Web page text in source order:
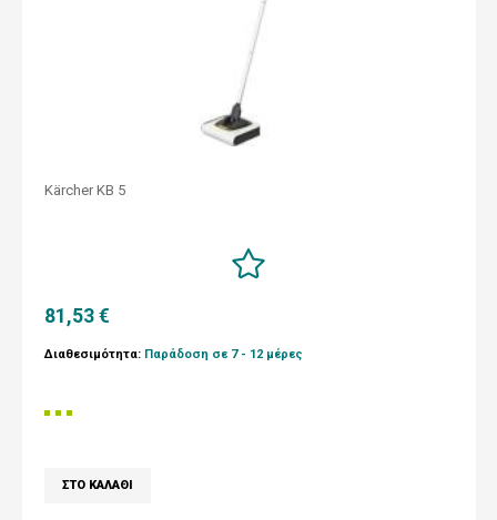
Kärcher KB 5
81,53 €
Διαθεσιμότητα: Παράδοση σε 7 - 12 μέρες